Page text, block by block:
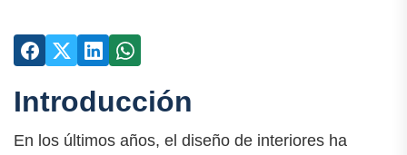
Introducción
En los últimos años, el diseño de interiores ha